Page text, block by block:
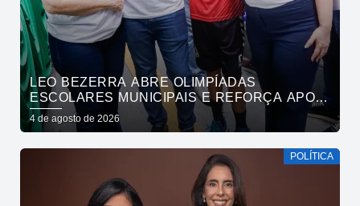
LEO BEZERRA ABRE OLIMPÍADAS
ESCOLARES MUNICIPAIS E REFORÇA APOIO
DA PREFEITURA DE JOÃO PESSOA AO
ESPORTE
4 de agosto de 2026
POLÍTICA